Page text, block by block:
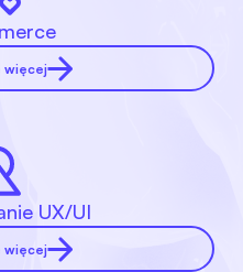
więcej
UX/UI
więcej